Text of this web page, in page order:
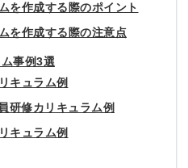
を作成する際のポイント
を作成する際の注意点
事例3選
キュラム例
研修カリキュラム例
キュラム例